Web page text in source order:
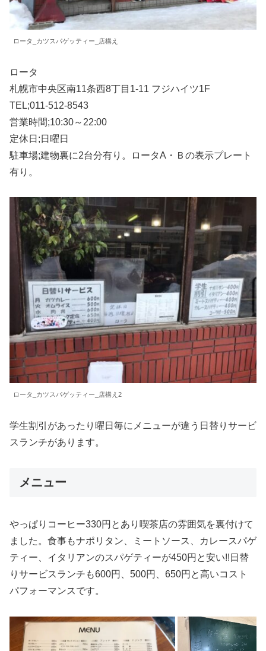
ロータ_カツスパゲッティー_店構え
ロータ
札幌市中央区南11条西8丁目1-11 フジハイツ1F
TEL;011-512-8543
営業時間;10:30～22:00
定休日;日曜日
駐車場;建物裏に2台分有り。ロータA・Ｂの表示プレート
有り。
ロータ_カツスパゲッティー_店構え2
学生割引があったり曜日毎にメニューが違う日替りサービ
スランチがあります。
メニュー
やっぱりコーヒー330円とあり喫茶店の雰囲気を裏付けて
ました。食事もナポリタン、ミートソース、カレースパゲ
ティー、イタリアンのスパゲティーが450円と安い!!日替
りサービスランチも600円、500円、650円と高いコスト
パフォーマンスです。